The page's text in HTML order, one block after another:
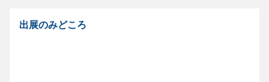
出展のみどころ